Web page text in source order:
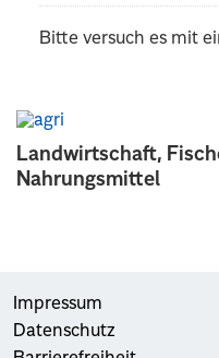
Landwirtschaft,
Nahrungsmittel
Bitte versuch es mit
Impressum
Datenschutz